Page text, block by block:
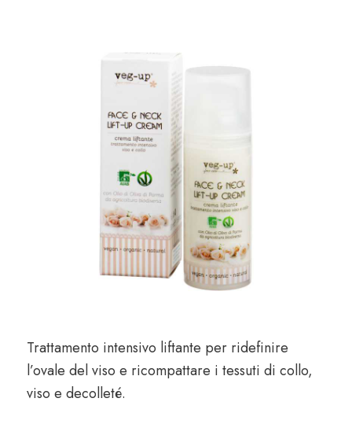
era:
52,00 €.
è:
45,00 €.
Trattamento intensivo liftante per ridefinire
l’ovale del viso e ricompattare i tessuti di collo,
viso e decolleté.